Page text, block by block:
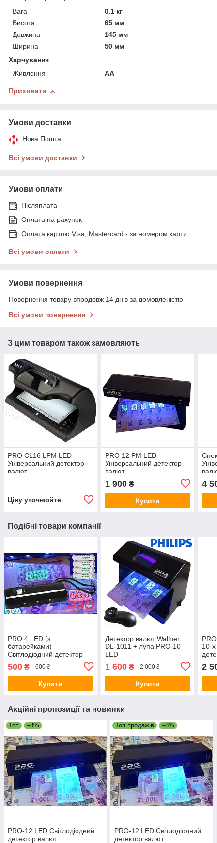
Вага
0.1 кг
Висота
65 мм
Довжина
145 мм
Ширина
50 мм
Харчування
Живлення
AA
Приховати
Умови доставки
Нова Пошта
Всі умови доставки
Умови оплати
Післяплата
Оплата на рахунок
Оплата картою Visa, Mastercard - за номером карти
Всі умови оплати
Умови повернення
Повернення товару впродовж 14 днів за домовленістю
Всі умови повернення
З цим товаром також замовляють
PRO CL16 LPM LED
Універсальний детектор
валют
Ціну уточнюйте
PRO 12 PM LED
Універсальний детектор
валют
1 900₴
Купити
4
Подібні товари компанії
PRO 4 LED (з
батарейками)
Світлодіодний детектор
500 ₴ 600 ₴
Купити
Детектор валют Wallner
DL-1011 + лупа PRO-10
LED
1 600₴ 2 000 ₴
Купити
10-x
2
Акційні пропозиції та новинки
Топ –8%
PRO-12 LED Світлодіодний
детектор валют
Топ продажів –8%
PRO-12 LED Світлодіодний
детектор валют